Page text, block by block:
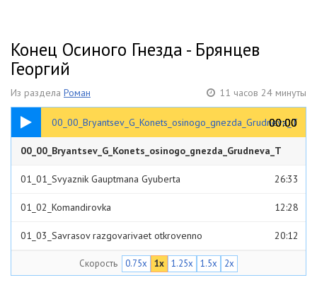
Конец Осиного Гнезда - Брянцев
Георгий
Из раздела Роман 11 часов 24 минуты
00_00_Bryantsev_G_Konets_osinogo_gnezda_Grudneva_T
00:00
00:00
00:27
00_00_Bryantsev_G_Konets_osinogo_gnezda_Grudneva_T
00:27
01_01_Svyaznik Gauptmana Gyuberta 26:33
01_02_Komandirovka 12:28
01_03_Savrasov razgovarivaet otkrovenno 20:12
01_04_Kontroperatsiya
Скорость 0.75x 1x 1.25x 1.5x 2x